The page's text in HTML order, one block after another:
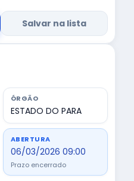
Salvar na lista
ÓRGÃO
ESTADO DO PARA
ABERTURA
06/03/2026 09:00
Prazo encerrado